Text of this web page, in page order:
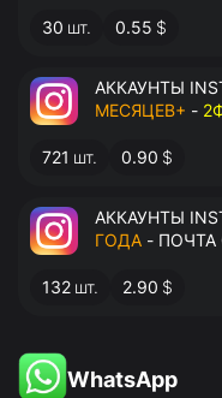
30 шт. 0.55 $
АККАУНТЫ
МЕСЯЦЕВ+ -
721 шт. 0.90 $
АККАУНТЫ
ГОДА - ПОЧТА
132 шт. 2.90 $
WhatsApp